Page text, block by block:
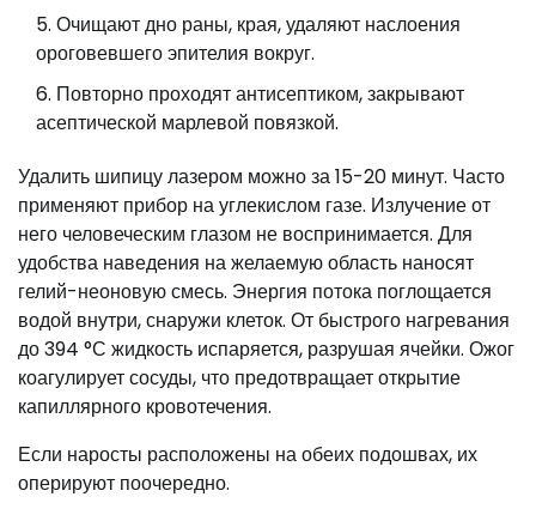
Очищают дно раны, края, удаляют наслоения
ороговевшего эпителия вокруг.
Повторно проходят антисептиком, закрывают
асептической марлевой повязкой.
Удалить шипицу лазером можно за 15-20 минут. Часто
применяют прибор на углекислом газе. Излучение от
него человеческим глазом не воспринимается. Для
удобства наведения на желаемую область наносят
гелий-неоновую смесь. Энергия потока поглощается
водой внутри, снаружи клеток. От быстрого нагревания
до 394 °С жидкость испаряется, разрушая ячейки. Ожог
коагулирует сосуды, что предотвращает открытие
капиллярного кровотечения.
Если наросты расположены на обеих подошвах, их
оперируют поочередно.